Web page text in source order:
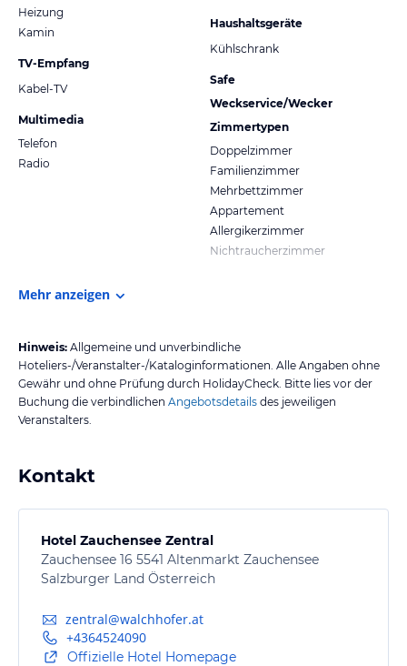
Heizung
Kamin
TV-Empfang
Kabel-TV
Multimedia
Telefon
Radio
Haushaltsgeräte
Kühlschrank
Safe
Weckservice/Wecker
Zimmertypen
Doppelzimmer
Familienzimmer
Mehrbettzimmer
Appartement
Allergikerzimmer
Nichtraucherzimmer
Mehr anzeigen
Hinweis: Allgemeine und unverbindliche
Hoteliers-/Veranstalter-/Kataloginformationen. Alle Angaben ohne
Gewähr und ohne Prüfung durch HolidayCheck. Bitte lies vor der
Buchung die verbindlichen Angebotsdetails des jeweiligen
Veranstalters.
Kontakt
Hotel Zauchensee Zentral
Zauchensee 16 5541 Altenmarkt Zauchensee
Salzburger Land Österreich
zentral@walchhofer.at
+4364524090
Offizielle Hotel Homepage